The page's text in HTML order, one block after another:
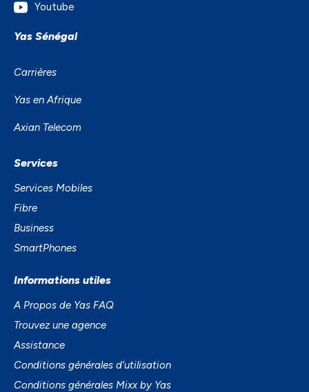
Youtube
Yas Sénégal
Carrières
Yas en Afrique
Axian Telecom
Services
Services Mobiles
Fibre
Business
SmartPhones
Informations utiles
A Propos de Yas FAQ
Trouvez une agence
Assistance
Conditions générales d’utilisation
Conditions générales Mixx by Yas